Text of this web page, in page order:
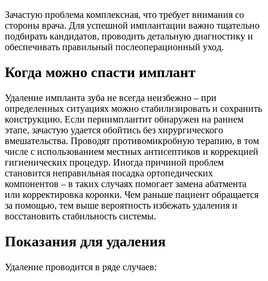
Зачастую проблема комплексная, что требует внимания со
стороны врача. Для успешной имплантации важно тщательно
подбирать кандидатов, проводить детальную диагностику и
обеспечивать правильный послеоперационный уход.
Когда можно спасти имплант
Удаление импланта зуба не всегда неизбежно – при
определенных ситуациях можно стабилизировать и сохранить
конструкцию. Если периимплантит обнаружен на раннем
этапе, зачастую удается обойтись без хирургического
вмешательства. Проводят противомикробную терапию, в том
числе с использованием местных антисептиков и коррекцией
гигиенических процедур. Иногда причиной проблем
становится неправильная посадка ортопедических
компонентов – в таких случаях помогает замена абатмента
или корректировка коронки. Чем раньше пациент обращается
за помощью, тем выше вероятность избежать удаления и
восстановить стабильность системы.
Показания для удаления
Удаление проводится в ряде случаев: